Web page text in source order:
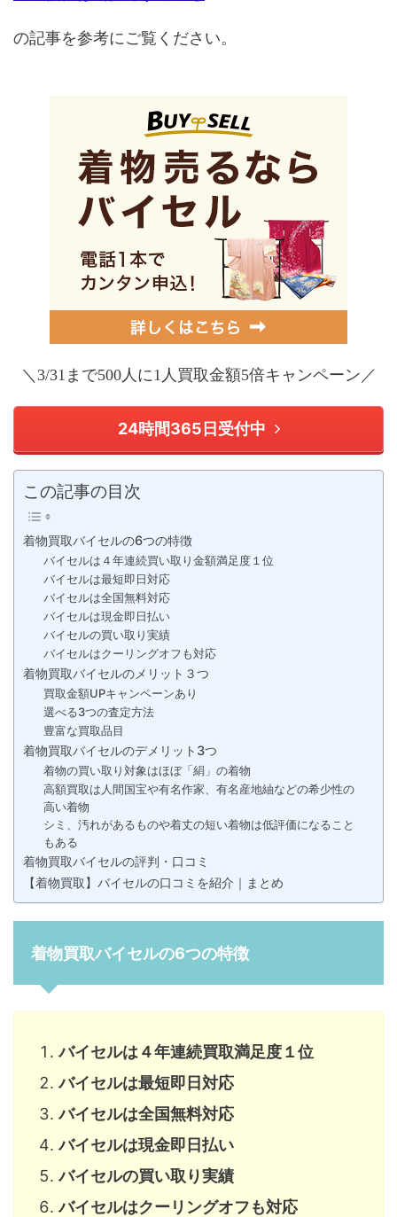
の記事を参考にご覧ください。
＼3/31まで500人に1人買取金額5倍キャンペーン／
24時間365日受付中
この記事の目次
着物買取バイセルの6つの特徴
バイセルは４年連続買い取り金額満足度１位
バイセルは最短即日対応
バイセルは全国無料対応
バイセルは現金即日払い
バイセルの買い取り実績
バイセルはクーリングオフも対応
着物買取バイセルのメリット３つ
買取金額UPキャンペーンあり
選べる3つの査定方法
豊富な買取品目
着物買取バイセルのデメリット3つ
着物の買い取り対象はほぼ「絹」の着物
高額買取は人間国宝や有名作家、有名産地紬などの希少性の
高い着物
シミ、汚れがあるものや着丈の短い着物は低評価になること
もある
着物買取バイセルの評判・口コミ
【着物買取】バイセルの口コミを紹介｜まとめ
着物買取バイセルの6つの特徴
バイセルは４年連続買取満足度１位
バイセルは最短即日対応
バイセルは全国無料対応
バイセルは現金即日払い
バイセルの買い取り実績
バイセルはクーリングオフも対応